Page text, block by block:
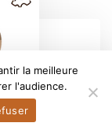
la meilleure
l'audience.